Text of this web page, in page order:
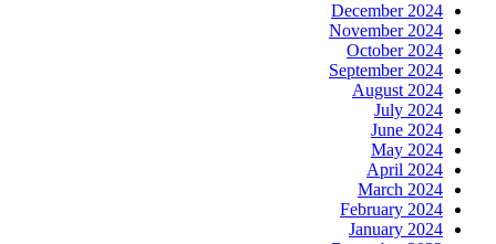
December 2024
November 2024
October 2024
September 2024
August 2024
July 2024
June 2024
May 2024
April 2024
March 2024
February 2024
January 2024